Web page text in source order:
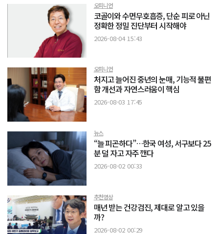
오피니언
코골이와 수면무호흡증, 단순 피로 아닌
정확한 정밀 진단부터 시작해야
2026-08-04 15:43
오피니언
처지고 늘어진 중년의 눈매, 기능적 불편
함 개선과 자연스러움이 핵심
2026-08-03 17:45
뉴스
“늘 피곤하다”…한국 여성, 서구보다 25
분 덜 자고 자주 깬다
2026-08-02 00:33
추천영상
매년 받는 건강검진, 제대로 알고 있을
까?
2026-08-02 00:29